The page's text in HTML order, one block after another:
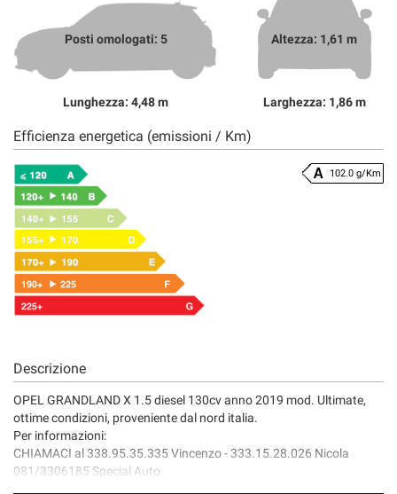
Posti omologati: 5
Lunghezza: 4,48 m
Altezza: 1,61 m
Larghezza: 1,86 m
Efficienza energetica (emissioni / Km)
102.0 g/Km
Descrizione
OPEL GRANDLAND X 1.5 diesel 130cv anno 2019 mod. Ultimate,
ottime condizioni, proveniente dal nord italia.
Per informazioni:
CHIAMACI al 338.95.35.335 Vincenzo - 333.15.28.026 Nicola
081/3306185 Special Auto